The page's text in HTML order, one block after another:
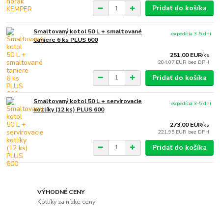
Pridať do košíka
Smaltovaný kotol 50 L + smaltované
taniere 6 ks PLUS 600
251,00 EUR/ks
204,07 EUR bez DPH
expedícia 3-5 dní
Pridať do košíka
Smaltovaný kotol 50 L + servírovacie
kotlíky (12 ks) PLUS 600
273,00 EUR/ks
221,95 EUR bez DPH
expedícia 3-5 dní
Pridať do košíka
VÝHODNÉ CENY
Kotlíky za nízke ceny